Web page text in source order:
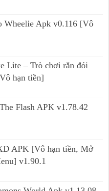
Wheelie Apk v0.116 [Vô
Lite – Trò chơi rắn đói
hạn tiền]
Flash APK v1.78.42
APK [Vô hạn tiền, Mở
v1.90.1